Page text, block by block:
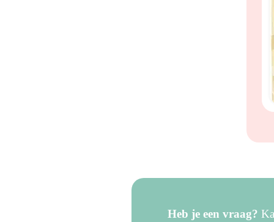
Heb je een vraag?